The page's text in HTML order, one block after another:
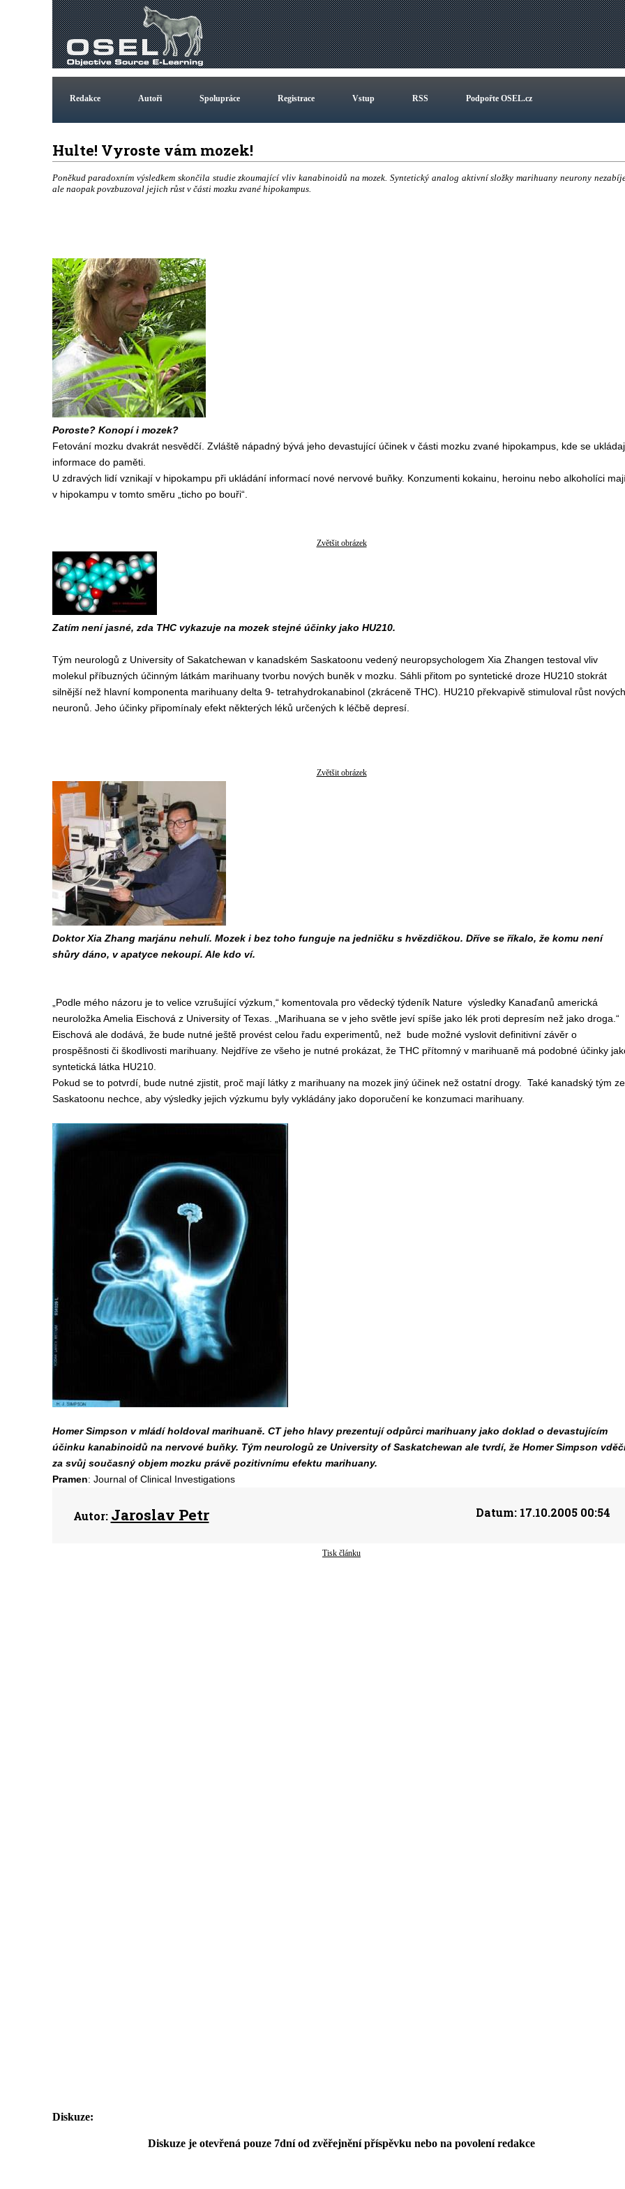
Redakce Autoři Spolupráce Registrace Vstup RSS Podpořte OSEL.cz
Hulte! Vyroste vám mozek!
Poněkud paradoxním výsledkem skončila studie zkoumající vliv kanabinoidů na mozek. Syntetický analog aktivní složky marihuany neurony
ale naopak povzbuzoval jejich růst v části mozku zvané hipokampus.
Poroste? Konopí i mozek?
Fetování mozku dvakrát nesvědčí. Zvláště nápadný bývá jeho devastující účinek v části mozku zvané hipokampus, kde se
informace do paměti.
U zdravých lidí vznikají v hipokampu při ukládání informací nové nervové buňky. Konzumenti kokainu, heroinu nebo alkoholíci
v hipokampu v tomto směru „ticho po bouři“.
Zvětšit obrázek
Zatím není jasné, zda THC vykazuje na mozek stejné účinky jako HU210.
Tým neurologů z University of Sakatchewan v kanadském Saskatoonu vedený neuropsychologem Xia Zhangen testoval vliv
molekul příbuzných účinným látkám marihuany tvorbu nových buněk v mozku. Sáhli přitom po syntetické droze HU210 stokrát
silnější než hlavní komponenta marihuany delta 9- tetrahydrokanabinol (zkráceně THC). HU210 překvapivě stimuloval růst nových
neuronů. Jeho účinky připomínaly efekt některých léků určených k léčbě depresí.
Zvětšit obrázek
Doktor Xia Zhang marjánu nehulí. Mozek i bez toho funguje na jedničku s hvězdičkou. Dříve se říkalo, že komu není
shůry dáno, v apatyce nekoupí. Ale kdo ví.
„Podle mého názoru je to velice vzrušující výzkum,“ komentovala pro vědecký týdeník Nature výsledky Kanaďanů americká
neuroložka Amelia Eischová z University of Texas. „Marihuana se v jeho světle jeví spíše jako lék proti depresím než jako droga.“
Eischová ale dodává, že bude nutné ještě provést celou řadu experimentů, než bude možné vyslovit definitivní závěr o
prospěšnosti či škodlivosti marihuany. Nejdříve ze všeho je nutné prokázat, že THC přítomný v marihuaně má podobné účinky
syntetická látka HU210.
Pokud se to potvrdí, bude nutné zjistit, proč mají látky z marihuany na mozek jiný účinek než ostatní drogy. Také kanadský tým ze
Saskatoonu nechce, aby výsledky jejich výzkumu byly vykládány jako doporučení ke konzumaci marihuany.
Homer Simpson v mládí holdoval marihuaně. CT jeho hlavy prezentují odpůrci marihuany jako doklad o devastujícím
účinku kanabinoidů na nervové buňky. Tým neurologů ze University of Saskatchewan ale tvrdí, že Homer Simpson
za svůj současný objem mozku právě pozitivnímu efektu marihuany.
Pramen: Journal of Clinical Investigations
Autor: Jaroslav Petr Datum:17.10.2005 00:54
Tisk článku
Diskuze:
Diskuze je otevřená pouze 7dní od zvěřejnění příspěvku nebo na povolení redakce